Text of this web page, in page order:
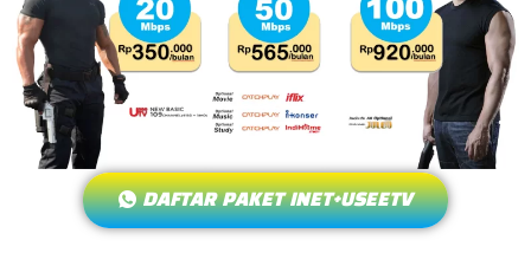
DAFTAR PAKET INET+USEETV